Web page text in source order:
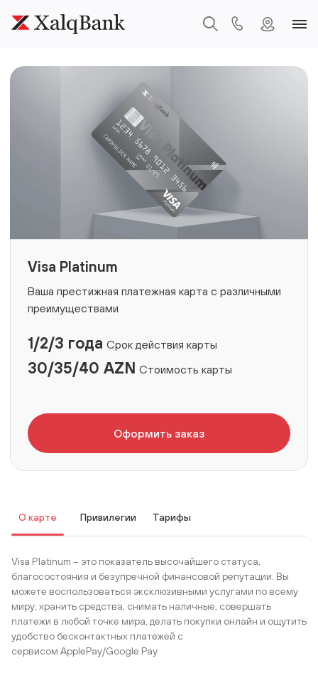
Visa Platinum
Ваша престижная платежная карта с различными
преимуществами
1/2/3 года Срок действия карты
30/35/40 AZN Стоимость карты
Оформить заказ
О карте Привилегии Тарифы
Visa Platinum – это показатель высочайшего статуса,
благосостояния и безупречной финансовой репутации. Вы
можете воспользоваться эксклюзивными услугами по всему
миру, хранить средства, снимать наличные, совершать
платежи в любой точке мира, делать покупки онлайн и ощутить
удобство бесконтактных платежей с
сервисом ApplePay/Google Pay.